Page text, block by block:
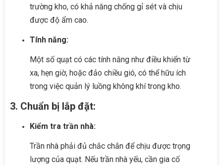
trường kho, có khả năng chống gỉ sét và chịu
được độ ẩm cao.
Tính năng:
Một số quạt có các tính năng như điều khiển từ
xa, hẹn giờ, hoặc đảo chiều gió, có thể hữu ích
trong việc quản lý luồng không khí trong kho.
3. Chuẩn bị lắp đặt:
Kiểm tra trần nhà:
Trần nhà phải đủ chắc chắn để chịu được trọng
lượng của quạt. Nếu trần nhà yếu, cần gia cố